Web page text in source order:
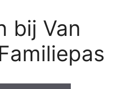
bij Van